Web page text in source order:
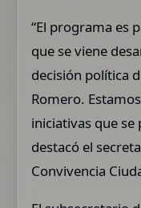
“El programa es
que se viene
decisión política
Romero.
iniciativas que se
destacó el
Convivencia